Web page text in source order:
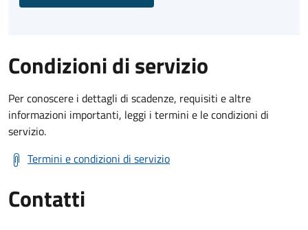
Condizioni di servizio
Per conoscere i dettagli di scadenze, requisiti e altre
informazioni importanti, leggi i termini e le condizioni di
servizio.
Termini e condizioni di servizio
Contatti